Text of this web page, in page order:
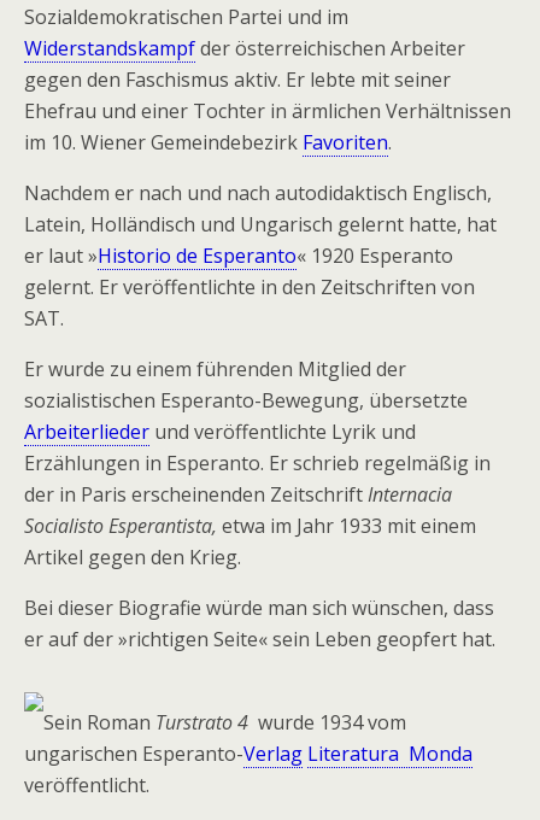
Sozialdemokratischen Partei und im
Widerstandskampfder österreichischen Arbeiter
gegen den Faschismus aktiv. Er lebte mit seiner
Ehefrau und einer Tochter in ärmlichen Verhältnissen
im 10. Wiener Gemeindebezirk Favoriten.
Nachdem er nach und nach autodidaktisch Englisch,
Latein, Holländisch und Ungarisch gelernt hatte, hat
er laut »Historio de Esperanto« 1920 Esperanto
gelernt. Er veröffentlichte in den Zeitschriften von
SAT.
Er wurde zu einem führenden Mitglied der
sozialistischen Esperanto-Bewegung, übersetzte
Arbeiterlieder und veröffentlichte Lyrik und
Erzählungen in Esperanto. Er schrieb regelmäßig in
der in Paris erscheinenden ZeitschriftInternacia
Socialisto Esperantista, etwa im Jahr 1933 mit einem
Artikel gegen den Krieg.
Bei dieser Biografie würde man sich wünschen, dass
er auf der »richtigen Seite« sein Leben geopfert hat.
Sein Roman Turstrato 4 wurde 1934 vom
ungarischen Esperanto-Verlag Literatura Monda
veröffentlicht.